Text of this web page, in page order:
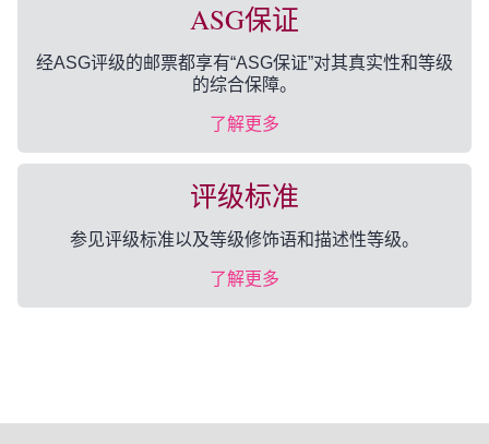
ASG保证
经ASG评级的邮票都享有“ASG保证”对其真实性和等级
的综合保障。
了解更多
评级标准
参见评级标准以及等级修饰语和描述性等级。
了解更多